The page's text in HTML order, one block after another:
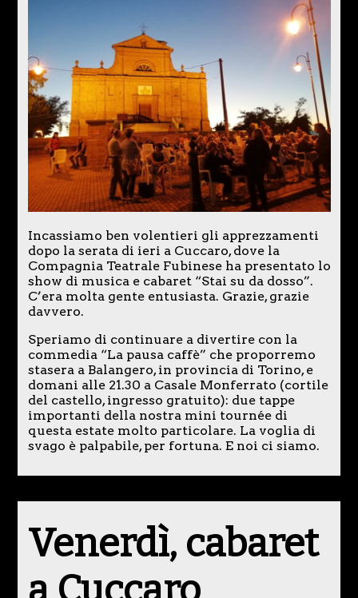
Incassiamo ben volentieri gli apprezzamenti
dopo la serata di ieri a Cuccaro, dove la
Compagnia Teatrale Fubinese ha presentato lo
show di musica e cabaret “Stai su da dosso”.
C’era molta gente entusiasta. Grazie, grazie
davvero.
Speriamo di continuare a divertire con la
commedia “La pausa caffè” che proporremo
stasera a Balangero, in provincia di Torino, e
domani alle 21.30 a Casale Monferrato (cortile
del castello, ingresso gratuito): due tappe
importanti della nostra mini tournée di
questa estate molto particolare. La voglia di
svago è palpabile, per fortuna. E noi ci siamo.
Venerdì, cabaret